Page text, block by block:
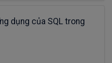
dụng của SQL trong